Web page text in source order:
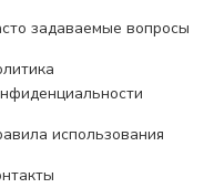
задаваемые вопросы
использования